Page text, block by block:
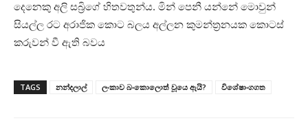
දෙනෙකු අලි සබ්‍රිගේ හිතවතුන්ය. මින් පෙනී යන්නේ මොවුන්
සියල්ල රට අරාජික කොට බලය අල්ලන කුමන්ත්‍රනයක කොටස්
කරුවන් වී ඇති බවය
TAGS නන්දලාල් ලංකාව බංකොලොත් වූයෙ ඇයි? විශේෂාංගගත